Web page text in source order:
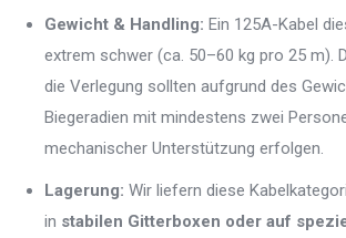
Gewicht & Handling: Ein 125A-Kabel
extrem schwer (ca. 50–60 kg pro 25 m).
die Verlegung sollten aufgrund des
Biegeradien mit mindestens zwei
mechanischer Unterstützung erfolgen.
Lagerung: Wir liefern diese
in stabilen Gitterboxen oder auf